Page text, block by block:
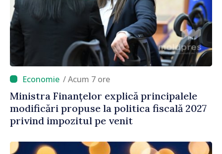
/ Acum 7 ore
Ministra Finanțelor explică principalele
modificări propuse la politica fiscală 2027
privind impozitul pe venit